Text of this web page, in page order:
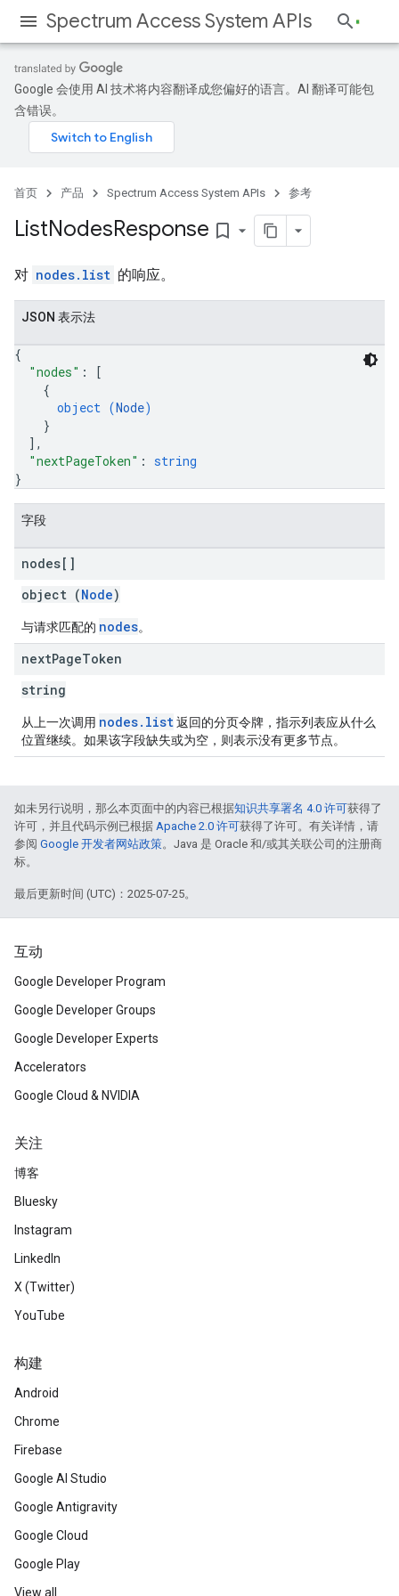
Spectrum Access System APIs
Google 会使用 AI 技术将内容翻译成您偏好的语言。AI 翻译可能包
含错误。
首页 产品 Spectrum Access System APIs 参考
ListNodesResponse bookmark_border
对 nodes.list 的响应。
JSON 表示法
{
"nodes" :
[
{
object (Node)
}
] ,
"nextPageToken" : string
}
字段
nodes[]
object (Node)
与请求匹配的 nodes。
nextPageToken
string
从上一次调用 nodes.list返回的分页令牌，指示列表应从什么
位置继续。如果该字段缺失或为空，则表示没有更多节点。
如未另行说明，那么本页面中的内容已根据知识共享署名 4.0 许可获得了
许可，并且代码示例已根据 Apache 2.0 许可获得了许可。有关详情，请
参阅 Google 开发者网站政策。Java 是 Oracle 和/或其关联公司的注册商
标。
最后更新时间 (UTC)：2025-07-25。
互动
Google Developer Program
Google Developer Groups
Google Developer Experts
Accelerators
Google Cloud & NVIDIA
关注
博客
Bluesky
Instagram
LinkedIn
X (Twitter)
YouTube
构建
Android
Chrome
Firebase
Google AI Studio
Google Antigravity
Google Cloud
Google Play
View all